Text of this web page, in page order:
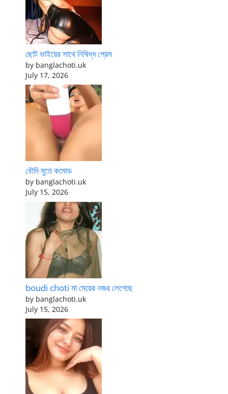
ছোট ভাইয়ের সাথে নিষিদ্ধ প্রেম
by banglachoti.uk
July 17, 2026
বৌদি মুতে কমোড
by banglachoti.uk
July 15, 2026
boudi choti মা মেয়ের নজর লেগেছে
by banglachoti.uk
July 15, 2026